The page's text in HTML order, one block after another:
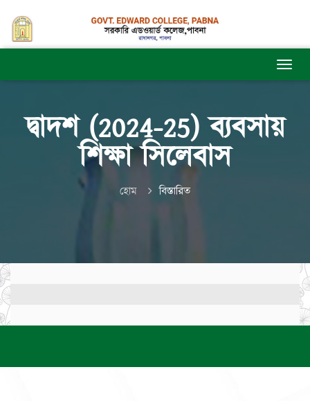
দ্বাদশ (2024-25) ব্যবসায়
শিক্ষা সিলেবাস
হোম বিস্তারিত